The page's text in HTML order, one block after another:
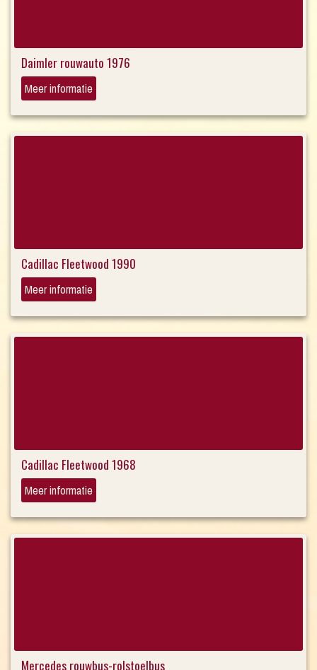
Daimler rouwauto 1976
Meer informatie
Cadillac Fleetwood 1990
Meer informatie
Cadillac Fleetwood 1968
Meer informatie
Mercedes rouwbus-rolstoelbus